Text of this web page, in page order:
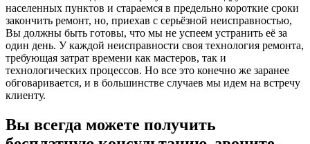
населенных пунктов и стараемся в предельно короткие сроки
закончить ремонт, но, приехав с серьёзной неисправностью,
Вы должны быть готовы, что мы не успеем устранить её за
один день. У каждой неисправности своя технология ремонта,
требующая затрат времени как мастеров, так и
технологических процессов. Но все это конечно же заранее
обговаривается, и в большинстве случаев мы идем на встречу
клиенту.
Вы всегда можете получить